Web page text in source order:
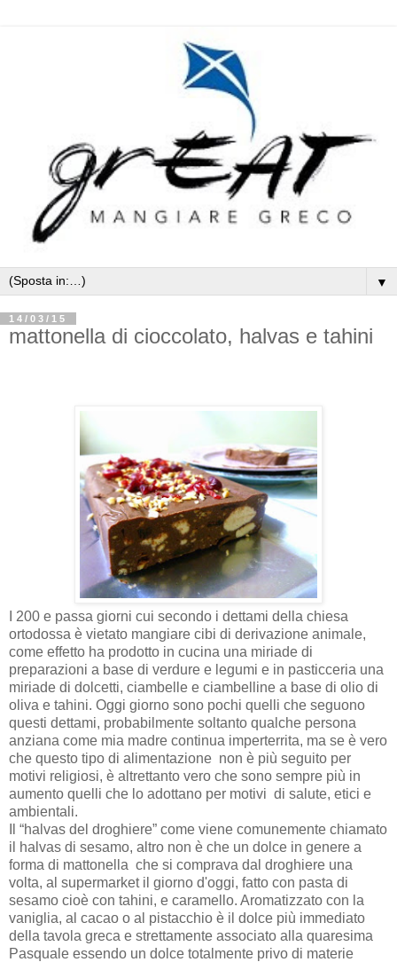
▼
14/03/15
mattonella di cioccolato, halvas e tahini
I 200 e passa giorni cui secondo i dettami della chiesa
ortodossa è vietato mangiare cibi di derivazione animale,
come effetto ha prodotto in cucina una miriade di
preparazioni a base di verdure e legumi e in pasticceria una
miriade di dolcetti, ciambelle e ciambelline a base di olio di
oliva e tahini. Oggi giorno sono pochi quelli che seguono
questi dettami, probabilmente soltanto qualche persona
anziana come mia madre continua imperterrita, ma se è vero
che questo tipo di alimentazione non è più seguito per
motivi religiosi, è altrettanto vero che sono sempre più in
aumento quelli che lo adottano per motivi di salute, etici e
ambientali.
“halvas del droghiere” come viene comunemente chiamato
il halvas di sesamo, altro non è che un dolce in genere a
forma di mattonella che si comprava dal droghiere una
volta, al supermarket il giorno d'oggi, fatto con pasta di
sesamo cioè con tahini, e caramello. Aromatizzato con la
vaniglia, al cacao o al pistacchio è il dolce più immediato
della tavola greca e strettamente associato alla quaresima
Pasquale essendo un dolce totalmente privo di materie